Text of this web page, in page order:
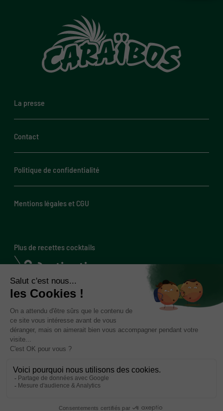
La presse
Contact
Politique de confidentialité
Mentions légales et CGU
Plus de recettes cocktails
Pour les professionnels
Instagram